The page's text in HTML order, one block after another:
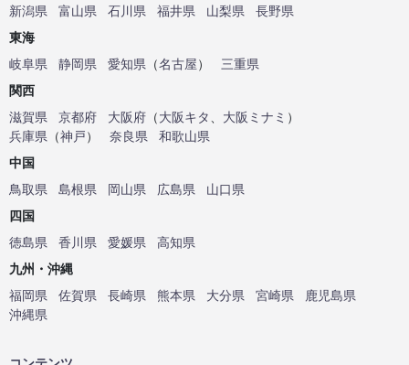
新潟県
富山県 石川県 福井県 山梨県
長野県
東海
岐阜県
静岡県 愛知県 （名古屋）
三重県
関西
滋賀県
京都府 大阪府 （大阪キタ 大阪ミナミ ）
兵庫県 （神戸） 奈良県
和歌山県
中国
鳥取県
島根県 岡山県 広島県
山口県
四国
徳島県
香川県 愛媛県
高知県
九州・沖縄
福岡県
佐賀県 長崎県 熊本県 大分県 宮崎県
鹿児島県
沖縄県